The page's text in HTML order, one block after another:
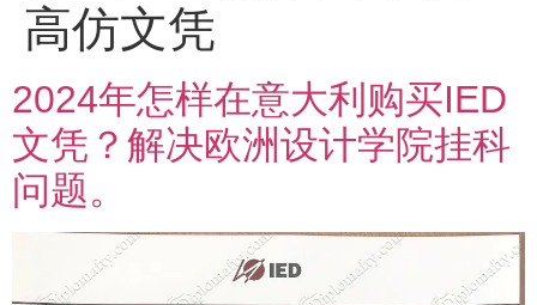
高仿文凭
2024年怎样在意大利购买IED
文凭？解决欧洲设计学院挂科
问题。